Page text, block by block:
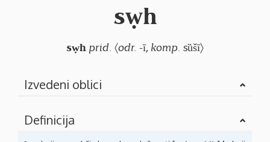
sẉh
sẉh prid. 〈odr. -ī, komp. sȕšī〉
Izvedeni oblici
Definicija